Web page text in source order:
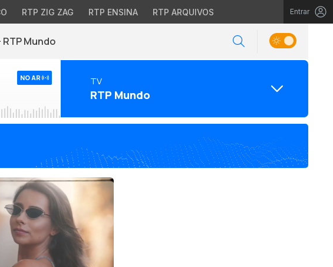
RTP ZIG ZAG RTP ENSINA RTP ARQUIVOS Entrar
RTP Mundo
NO AR TV
RTP Mundo